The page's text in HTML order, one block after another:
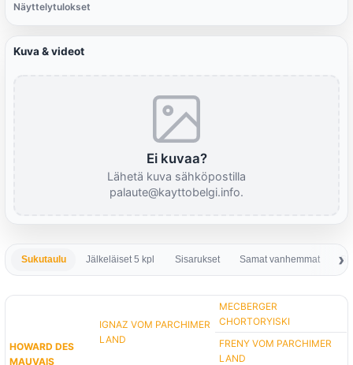
Näyttelytulokset
Kuva & videot
Ei kuvaa?
Lähetä kuva sähköpostilla
palaute@kayttobelgi.info.
Sukutaulu Jälkeläiset 5 kpl Sisarukset Samat vanhemmat
HOWARD DES
MAUVAIS
IGNAZ VOM PARCHIMER
LAND
MECBERGER
CHORTORYISKI
FRENY VOM PARCHIMER
LAND